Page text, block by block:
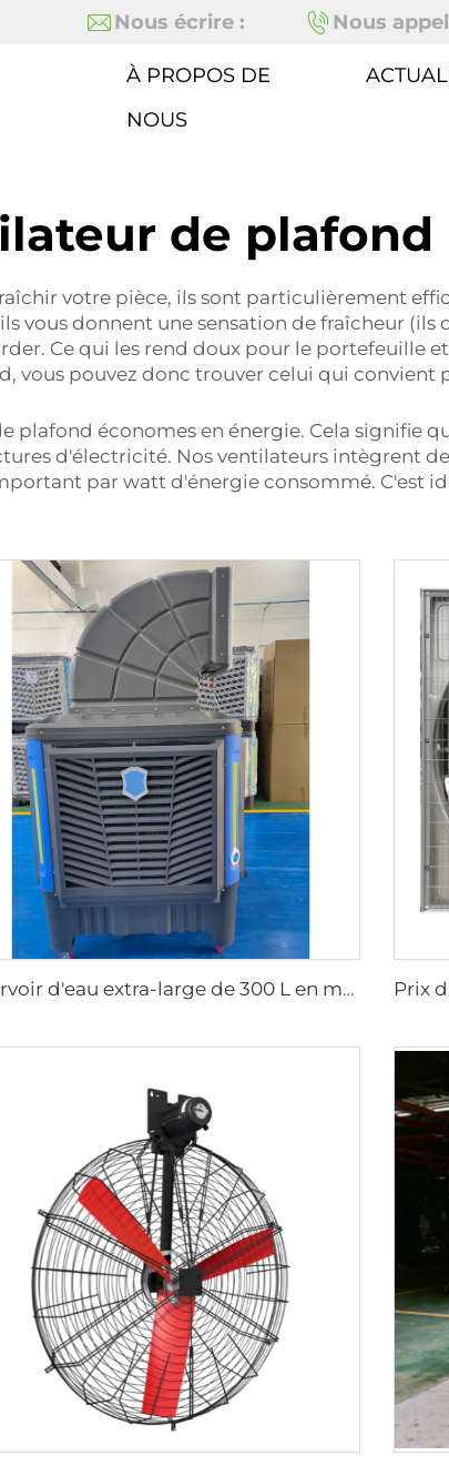
Nous écrire : Nous
À PROPOS DE
NOUS
de plafond
votre pièce, ils sont particulièrement
vous donnent une sensation de fraîcheur
Ce qui les rend doux pour le portefeuille
vous pouvez donc trouver celui qui convient
plafond économes en énergie. Cela signifie
d'électricité. Nos ventilateurs intègrent
par watt d'énergie consommé. C'est
réservoir d'eau extra-large de 300 L en matériau PP neuf à 100 %, refroidisseur d'air évaporatif mobile axial pour usage extérieur